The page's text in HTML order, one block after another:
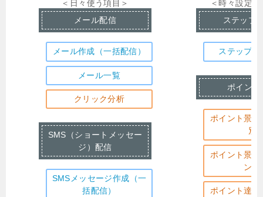
＜日々使う項目＞
＜時々設定
メール配信
メール作成（一括配信）
メール一覧
クリック分析
SMS（ショートメッセー
ジ）配信
SMSメッセージ作成（一
括配信）
ステップ
ステップ
ポイント
ポイント景
別
ポイント景
ント
ポイント達